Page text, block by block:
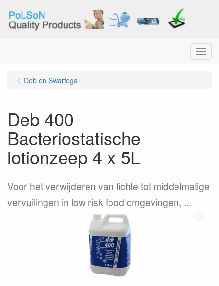
Menu
Deb en Swarfega
Deb 400
Bacteriostatische
lotionzeep 4 x 5L
Voor het verwijderen van lichte tot middelmatige
vervuilingen in low risk food omgevingen, ...